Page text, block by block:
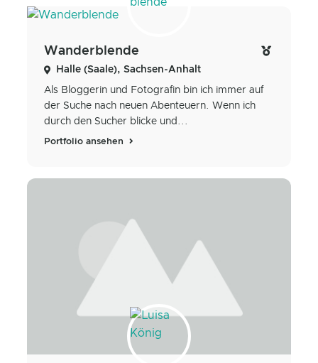
Wanderblende
Halle (Saale), Sachsen-Anhalt
Als Bloggerin und Fotografin bin ich immer auf
der Suche nach neuen Abenteuern. Wenn ich
durch den Sucher blicke und...
Portfolio ansehen